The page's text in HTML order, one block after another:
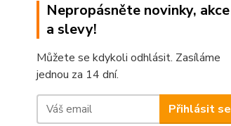
Nepropásněte novinky, akce
a slevy!
Můžete se kdykoli odhlásit. Zasíláme
jednou za 14 dní.
Přihlásit se